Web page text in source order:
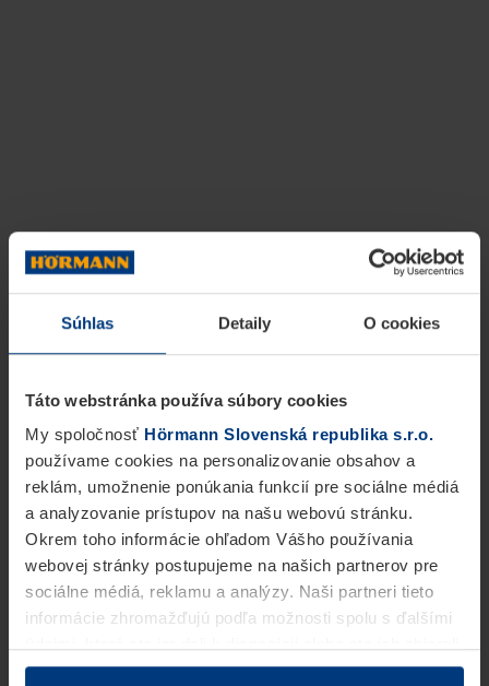
Súhlas Detaily O cookies
Táto webstránka používa súbory cookies
My spoločnosť Hörmann Slovenská republika s.r.o.
používame cookies na personalizovanie obsahov a
reklám, umožnenie ponúkania funkcií pre sociálne médiá
a analyzovanie prístupov na našu webovú stránku.
Okrem toho informácie ohľadom Vášho používania
webovej stránky postupujeme na našich partnerov pre
sociálne médiá, reklamu a analýzy. Naši partneri tieto
informácie zhromažďujú podľa možnosti spolu s ďalšími
v rámci Vášho využívania služieb.